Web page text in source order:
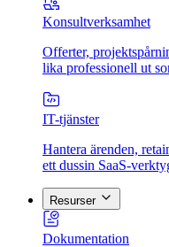
Konsultverksamhet
Offerter,
lika professionell ut
IT-tjänster
Hantera ärenden,
ett dussin SaaS-
Resurser
Dokumentation